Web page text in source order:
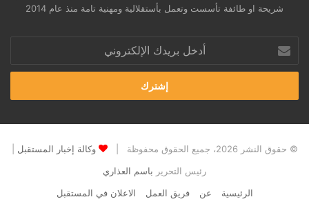
شريحة او طائفة تأسست وتعمل بأستقلالية ومهنية تامة منذ عام 2014
بريدك
الإلكتروني
© حقوق النشر 2026، جميع الحقوق محفوظة | وكالة إخبار المستقبل
رئيس التحرير باسم العذاري
الرئيسية
عن فريق العمل الاعلان في المستقبل